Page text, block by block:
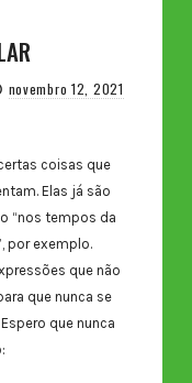
novembro 12, 2021
coisas que
Elas já são
“nos tempos da
por exemplo.
que não
que nunca se
que nunca